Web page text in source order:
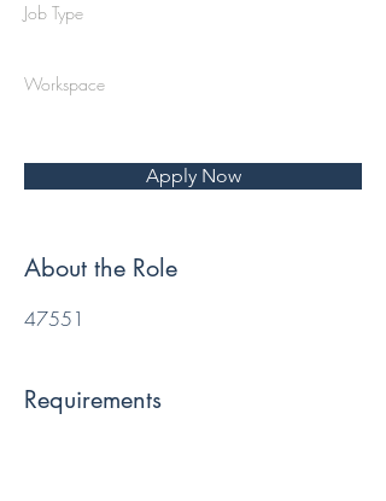
Job Type
Workspace
Apply Now
About the Role
47551
Requirements